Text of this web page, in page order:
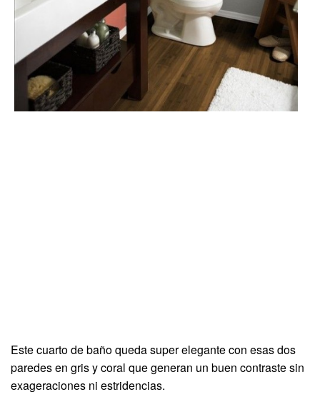
Este cuarto de baño queda super elegante con esas dos
paredes en gris y coral que generan un buen contraste sin
exageraciones ni estridencias.